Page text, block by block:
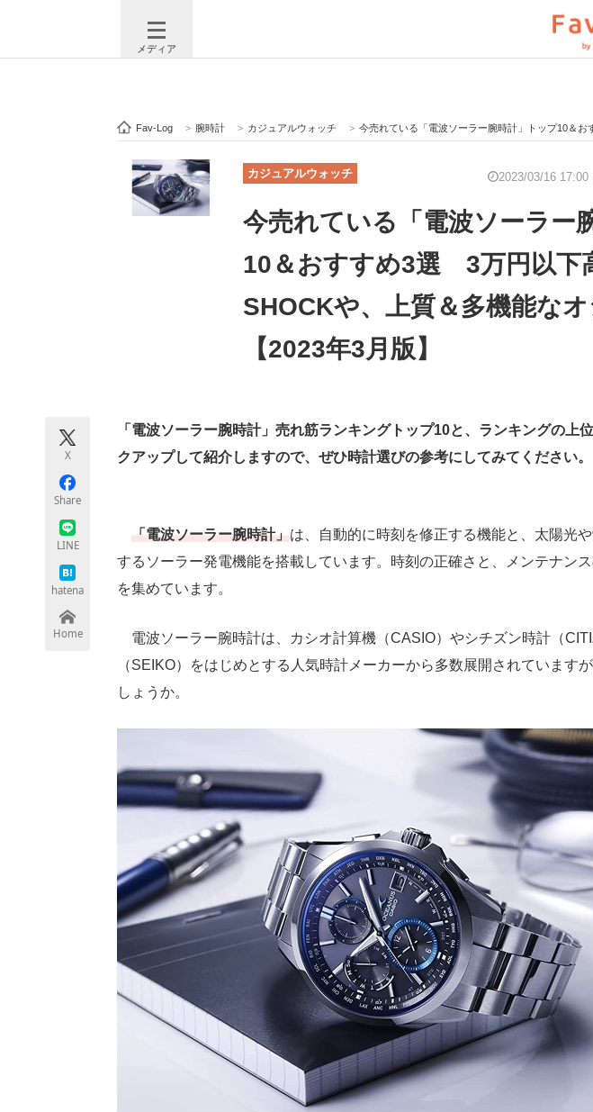
メディア
注目記事を集めた総合ページ ITの今と未来を見通す スマホと通
ビジネスと働き方のヒント AI活用のいまが分かる 企業ITの
ITエンジニア向け専門サイト 企業向けIT製品の総合サイト IT製品の
Fav-Log > 腕時計 > カジュアルウォッチ > 今売れている「電波ソーラー腕時計」トップ10＆おすすめ3選 3万円以下高コス
カジュアルウォッチ 2023/03/16 17:00
今売れている「電波ソーラー
10＆おすすめ3選 3万円以下
SHOCKや、上質＆多機能なオ
【2023年3月版】
X
Share
LINE
hatena
Home
「電波ソーラー腕時計」売れ筋ランキングトップ10と、ランキングの上
クアップして紹介しますので、ぜひ時計選びの参考にしてみてください。
「電波ソーラー腕時計」は、自動的に時刻を修正する機能と、太陽光
するソーラー発電機能を搭載しています。時刻の正確さと、メンテナン
を集めています。
電波ソーラー腕時計は、カシオ計算機（CASIO）やシチズン時計（
（SEIKO）をはじめとする人気時計メーカーから多数展開されています
しょうか。